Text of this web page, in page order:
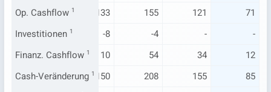
Op. Cashflow 1
13 133 155 121
71
Investitionen 1
-6 -8 -4 -
-
Finanz. Cashflow 1
12 10 54 34
12
Cash-Veränderung 1
24 150 208 155
85